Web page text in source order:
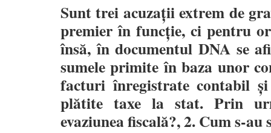
Sunt trei acuzații extrem de
premier în funcție, ci pentru
însă, în documentul DNA se
sumele primite în baza unor
facturi înregistrate contabil
plătite taxe la stat. Prin
evaziunea fiscală?, 2. Cum s-